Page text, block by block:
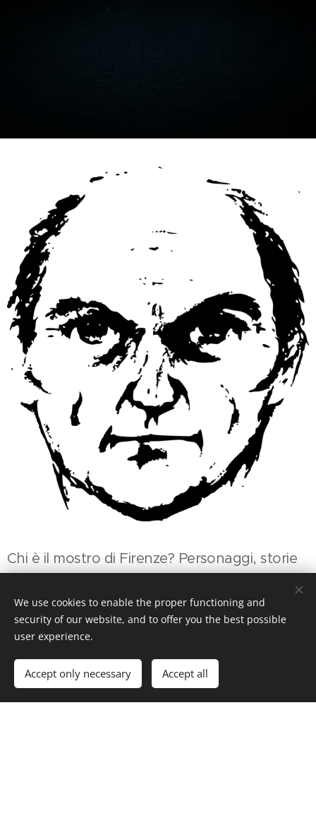
Chi è il mostro di Firenze? Personaggi, storie
Una vicenda che attraversa i decenni ed apre
scenari inquietanti.
Video e pagine collegate:
La vita di Pacciani
We use cookies to enable the proper functioning and
security of our website, and to offer you the best possible
user experience.
Accept only necessary Accept all